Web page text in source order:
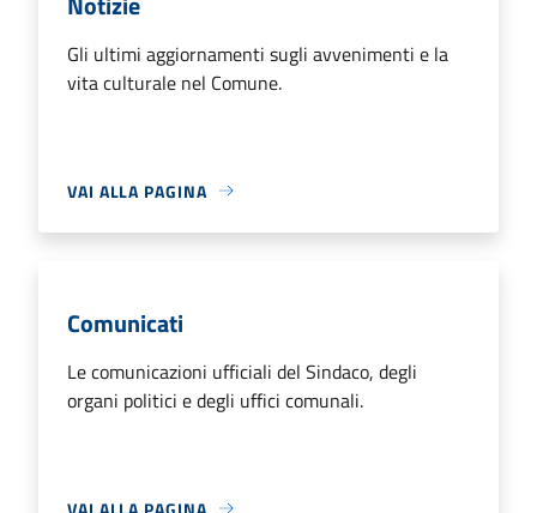
Gli ultimi aggiornamenti sugli avvenimenti e la
vita culturale nel Comune.
VAI ALLA PAGINA
Comunicati
Le comunicazioni ufficiali del Sindaco, degli
organi politici e degli uffici comunali.